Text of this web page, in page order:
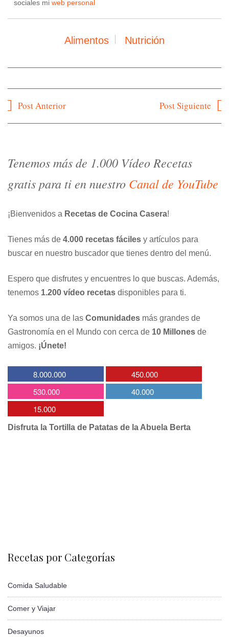
sociales mi web personal
Alimentos Nutrición
Navegación
Post Anterior Post Siguiente
Tenemos más de 1.000 Vídeo Recetas
gratis para ti en nuestro Canal de YouTube
¡Bienvenidos a Recetas de Cocina Casera!
Tienes más de 4.000 recetas fáciles y artículos para
buscar en nuestro buscador que tienes dentro del menú.
Espero que disfrutes y encuentres lo que buscas. Además,
tenemos 1.200 vídeo recetas disponibles para ti.
Ya somos una de las Comunidades más grandes de
Gastronomía en el Mundo con cerca de 10 Millones de
amigos. ¡Únete!
8.000.000
450.000
530.000
40.000
15.000
Disfruta la Tortilla de Patatas de la Abuela Berta
Recetas por Categorías
Comida Saludable
Comer y Viajar
Desayunos